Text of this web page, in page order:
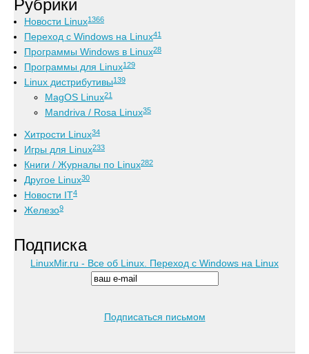
Рубрики
Новости Linux1366
Переход с Windows на Linux41
Программы Windows в Linux28
Программы для Linux129
Linux дистрибутивы139
MagOS Linux21
Mandriva / Rosa Linux35
Хитрости Linux34
Игры для Linux233
Книги / Журналы по Linux282
Другое Linux30
Новости IT4
Железо9
Подписка
LinuxMir.ru - Все об Linux. Переход с Windows на Linux
Подписаться письмом